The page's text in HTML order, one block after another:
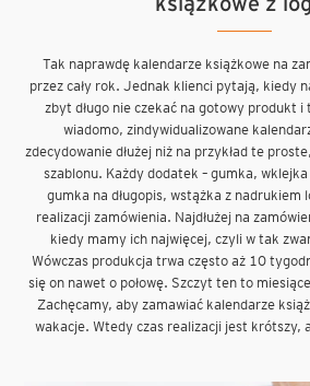
Tak naprawdę kalendarze książkowe na
przez cały rok. Jednak klienci pytają, kiedy
zbyt długo nie czekać na gotowy produkt i
wiadomo, zindywidualizowane
zdecydowanie dłużej niż na przykład te
szablonu. Każdy dodatek – gumka,
gumka na długopis, wstążka z nadrukiem
realizacji zamówienia. Najdłużej na
kiedy mamy ich najwięcej, czyli w tak
Wówczas produkcja trwa często aż 10
się on nawet o połowę. Szczyt ten to
Zachęcamy, aby zamawiać kalendarze
wakacje. Wtedy czas realizacji jest krótszy,